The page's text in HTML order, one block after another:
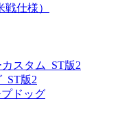
仕様）
スタム_ST版2
版2
ドッグ